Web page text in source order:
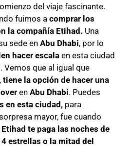
del viaje fascinante.
fuimos a comprar los
la compañía Etihad. Una
sede enAbu Dhabi, por lo
hacer escala en esta ciudad
Vemos que al igual que
tiene la opción de hacer una
en Abu Dhabi. Puedes
en esta ciudad, para
mayor, fue cuando
Etihad te paga las noches de
estrellas o la mitad del